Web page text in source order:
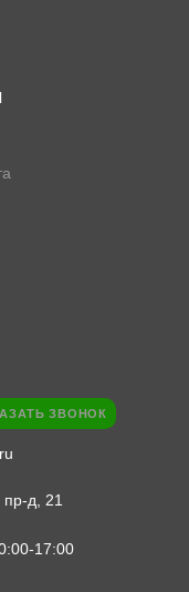
ЗВОНОК
д, 21
17:00